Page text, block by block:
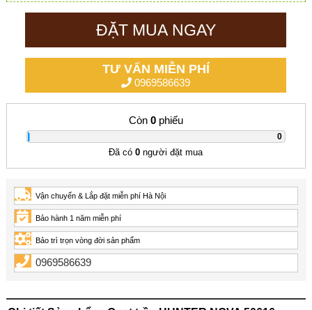
ĐẶT MUA NGAY
TƯ VẤN MIỄN PHÍ
0969586639
Còn 0phiếu
0
Đã có0 người đặt mua
Vận chuyển & Lắp đặt miễn phí Hà Nội
Bảo hành 1 năm miễn phí
Bảo trì trọn vòng đời sản phẩm
0969586639